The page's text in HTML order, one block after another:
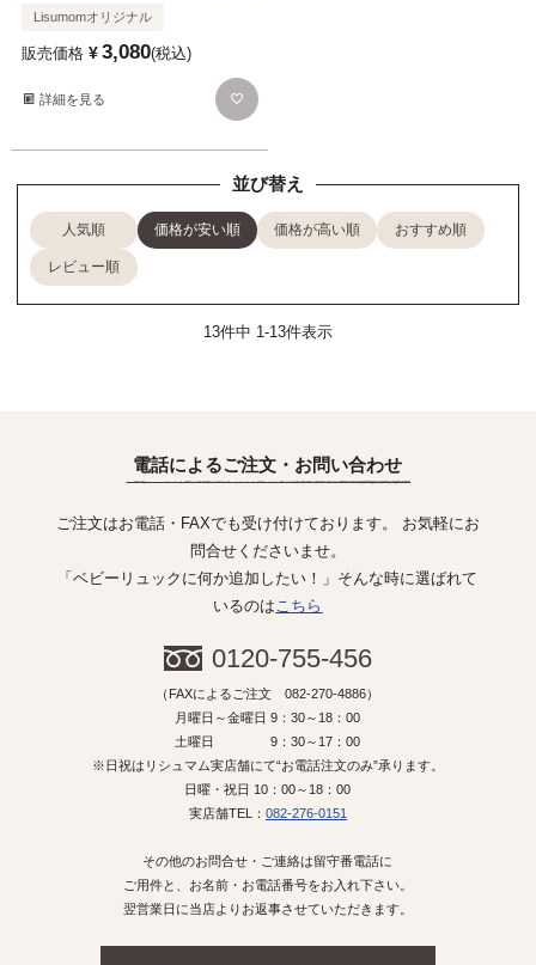
Lisumomオリジナル
販売価格 ¥3,080 税込
詳細を見る
並び替え
人気順 価格が安い順 価格が高い順 おすすめ順
レビュー順
13件中 1-13件表示
電話によるご注文・お問い合わせ
ご注文はお電話・FAXでも受け付けております。 お気軽にお
問合せくださいませ。
「ベビーリュックに何か追加したい！」そんな時に選ばれて
いるのはこちら
0120-755-456
（FAXによるご注文 082-270-4886）
月曜日～金曜日 9：30～18：00
土曜日 9：30～17：00
※日祝はリシュマム実店舗にて“お電話注文のみ”承ります。
日曜・祝日 10：00～18：00
実店舗TEL： 082-276-0151
その他のお問合せ・ご連絡は留守番電話に
ご用件と、お名前・お電話番号をお入れ下さい。
翌営業日に当店よりお返事させていただきます。